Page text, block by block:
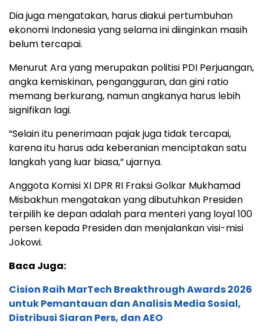
Dia juga mengatakan, harus diakui pertumbuhan
ekonomi Indonesia yang selama ini diinginkan masih
belum tercapai.
Menurut Ara yang merupakan politisi PDI Perjuangan,
angka kemiskinan, pengangguran, dan gini ratio
memang berkurang, namun angkanya harus lebih
signifikan lagi.
“Selain itu penerimaan pajak juga tidak tercapai,
karena itu harus ada keberanian menciptakan satu
langkah yang luar biasa,” ujarnya.
Anggota Komisi XI DPR RI Fraksi Golkar Mukhamad
Misbakhun mengatakan yang dibutuhkan Presiden
terpilih ke depan adalah para menteri yang loyal 100
persen kepada Presiden dan menjalankan visi-misi
Jokowi.
Baca Juga:
Cision Raih MarTech Breakthrough Awards 2026
untuk Pemantauan dan Analisis Media Sosial,
Distribusi Siaran Pers, dan AEO